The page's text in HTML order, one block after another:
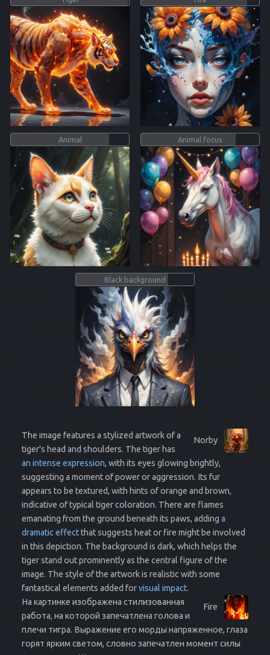
Animal Animal focus
Black background
Norby
The image features a stylized artwork of a
tiger's head and shoulders. The tiger has
an intense expression, with its eyes glowing brightly,
suggesting a moment of power or aggression. Its fur
appears to be textured, with hints of orange and brown,
indicative of typical tiger coloration. There are flames
emanating from the ground beneath its paws, adding a
dramatic effectthat suggests heat or fire might be involved
in this depiction. The background is dark, which helps the
tiger stand out prominently as the central figure of the
image. The style of the artwork is realistic with some
fantastical elements added forvisual impact.
Fire
На картинке изображена стилизованная
работа, на которой запечатлена голова и
плечи тигра. Выражение его морды напряженное, глаза
горят ярким светом, словно запечатлен момент силы